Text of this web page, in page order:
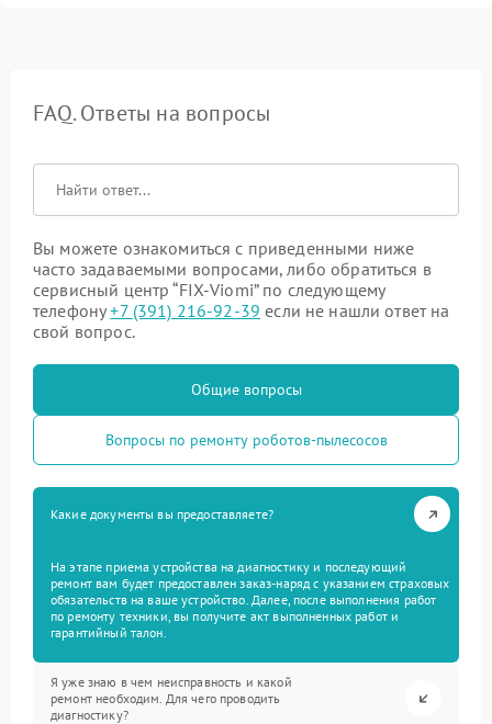
FAQ. Ответы на вопросы
Вы можете ознакомиться с приведенными ниже
часто задаваемыми вопросами, либо обратиться в
сервисный центр “FIX-Viomi” по следующему
телефону+7 (391) 216-92-39 если не нашли ответ на
свой вопрос.
Общие вопросы
Вопросы по ремонту роботов-пылесосов
Какие документы вы предоставляете?
На этапе приема устройства на диагностику и последующий
ремонт вам будет предоставлен заказ-наряд с указанием страховых
обязательств на ваше устройство. Далее, после выполнения работ
по ремонту техники, вы получите акт выполненных работ и
гарантийный талон.
Я уже знаю в чем неисправность и какой
ремонт необходим. Для чего проводить
диагностику?